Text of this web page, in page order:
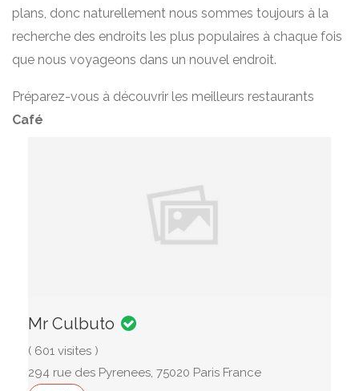
plans, donc naturellement nous sommes toujours à la
recherche des endroits les plus populaires à chaque fois
que nous voyageons dans un nouvel endroit.
Préparez-vous à découvrir les meilleurs restaurants
Café
Mr Culbuto
( 601 visites )
294 rue des Pyrenees, 75020 Paris France